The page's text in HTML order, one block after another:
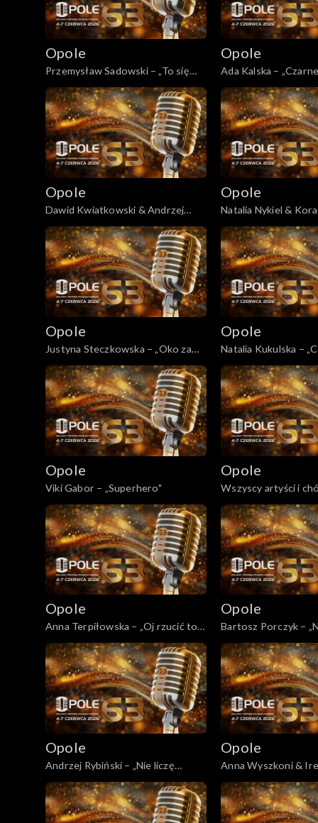
Opole 2010
Opole 2009
Opole 2008
Opole 2007
Opole 2006
Opole 2005
Opole 2004
Majewska &
Opolskie
Opole 2003
Opole
Przemysław Sadowski – „To się
zwykle tak zaczyna”
Opole
Ada Kalska –
Opole
Dawid Kwiatkowski & Andrzej
Zaucha – „Byłaś serca biciem”
Opole
Natalia Nykiel &
„Szare miraże”
Opole
Justyna Steczkowska – „Oko za
oko”/ „Dziewczyna szamana”/
„Boskie Buenos”/ „Za karę”
Opole
Natalia Kukulska –
Opole
Viki Gabor – „Superhero"
Opole
Wszyscy artyści i
„Krakowski spleen”
Opole
Anna Terpiłowska – „Oj rzucić to
wszystko”
Opole
Bartosz Porczyk –
dzień”
Opole
Andrzej Rybiński – „Nie liczę
godzin i lat”
Opole
Anna Wyszkoni &
„Kawiarenki”